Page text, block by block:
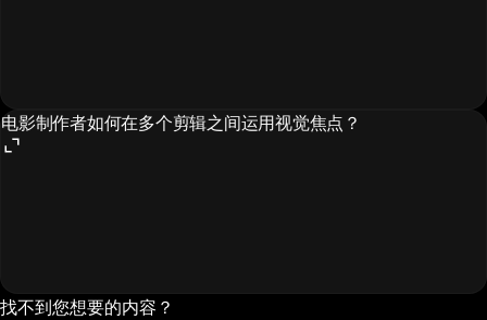
电影制作者如何在多个剪辑之间运用视觉焦点？
找不到您想要的内容？